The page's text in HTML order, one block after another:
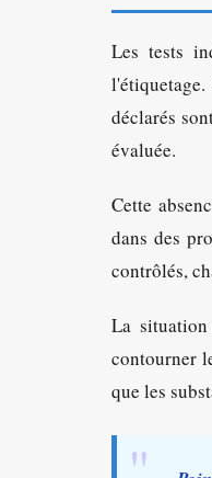
Les tests
déclarés
évaluée.
Cette
dans des
contrôlés,
La
contourner
que les